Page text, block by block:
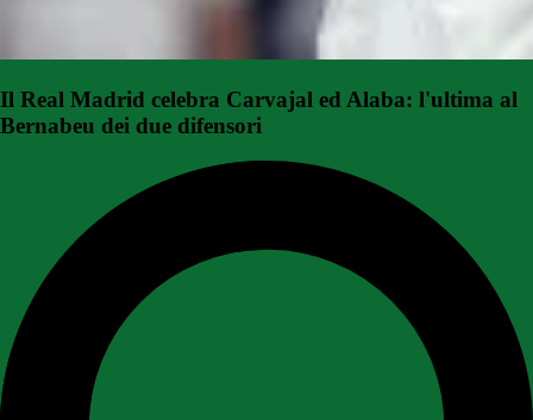
Il Real Madrid celebra Carvajal ed Alaba: l'ultima al
Bernabeu dei due difensori